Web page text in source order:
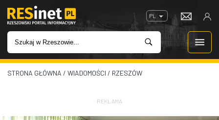
PL
WIADOMOŚCI
STRONA GŁÓWNA / WIADOMOŚCI / RZESZÓW
REKLAMA